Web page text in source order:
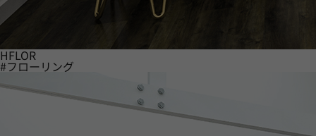
HFLOR
#フローリング